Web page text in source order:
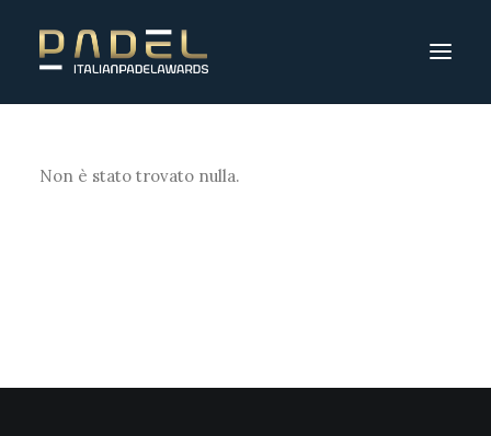
Non è stato trovato nulla.